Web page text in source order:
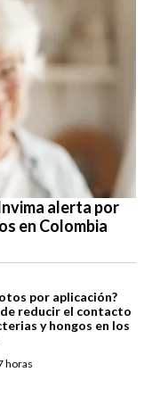
alerta por
en Colombia
por aplicación?
reducir el contacto
y hongos en los
horas